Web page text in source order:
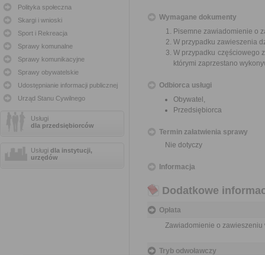
Polityka społeczna
Skargi i wnioski
Sport i Rekreacja
Sprawy komunalne
Sprawy komunikacyjne
Sprawy obywatelskie
Udostępnianie informacji publicznej
Urząd Stanu Cywilnego
Usługi
dla przedsiębiorców
Usługi dla instytucji,
urzędów
Wymagane dokumenty
Pisemne zawiadomienie o
W przypadku zawieszenia
W przypadku częściowego
którymi zaprzestano
Odbiorca usługi
Obywatel,
Przedsiębiorca
Termin załatwienia sprawy
Nie dotyczy
Informacja
Dodatkowe
Opłata
Zawiadomienie o zawieszeniu
Tryb odwoławczy